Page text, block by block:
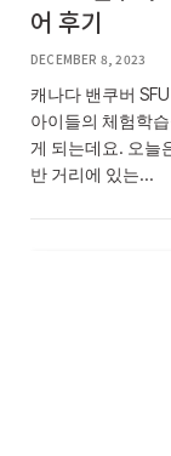
어 후기
DECEMBER 8, 2023
캐나다 밴쿠버
아이들의 체험학
게 되는데요. 오늘
반 거리에 있는…